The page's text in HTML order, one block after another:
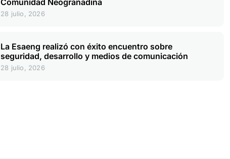
Comunidad Neogranadina
28 julio, 2026
La Esaeng realizó con éxito encuentro sobre
seguridad, desarrollo y medios de comunicación
28 julio, 2026